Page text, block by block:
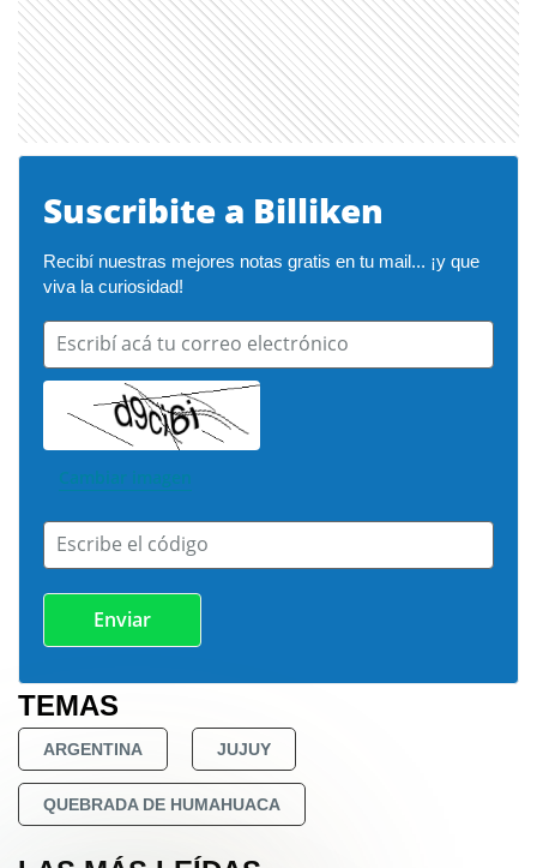
Suscribite a Billiken
Recibí nuestras mejores notas gratis en tu mail... ¡y que
viva la curiosidad!
Escribí acá tu correo electrónico
Cambiar imagen
Escribe el código
TEMAS
ARGENTINA JUJUY
QUEBRADA DE HUMAHUACA